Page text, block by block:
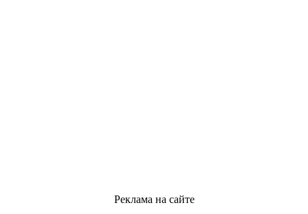
Реклама на сайте